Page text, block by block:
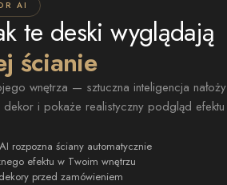
AI
te deski wyglądają
ścianie
wnętrza — sztuczna inteligencja nałoży
dekor i pokaże realistyczny podgląd efektu
rozpozna ściany automatycznie
efektu w Twoim wnętrzu
przed zamówieniem